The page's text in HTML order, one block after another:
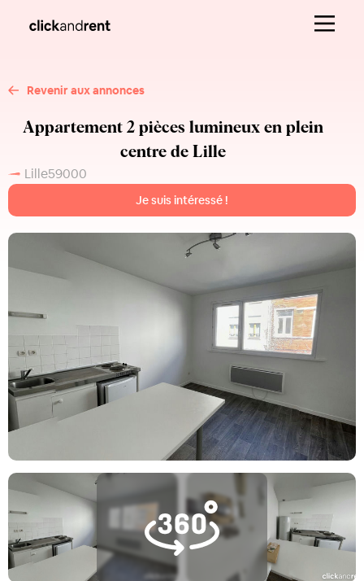
Revenir aux annonces
Appartement 2 pièces lumineux en plein
centre de Lille
Lille59000
Je suis intéressé !